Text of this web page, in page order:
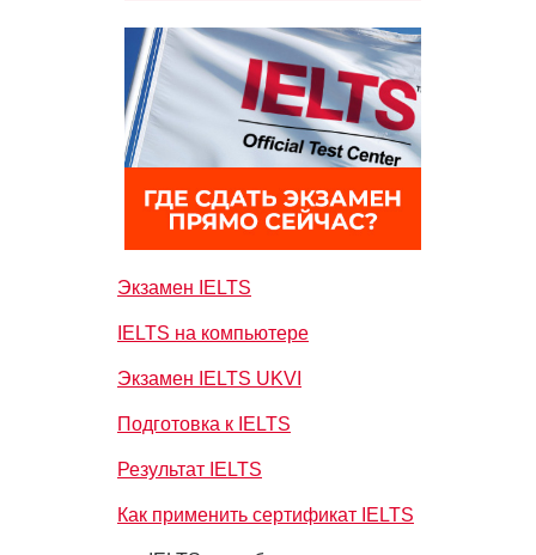
Экзамен IELTS
IELTS на компьютере
Экзамен IELTS UKVI
Подготовка к IELTS
Результат IELTS
Как применить сертификат IELTS